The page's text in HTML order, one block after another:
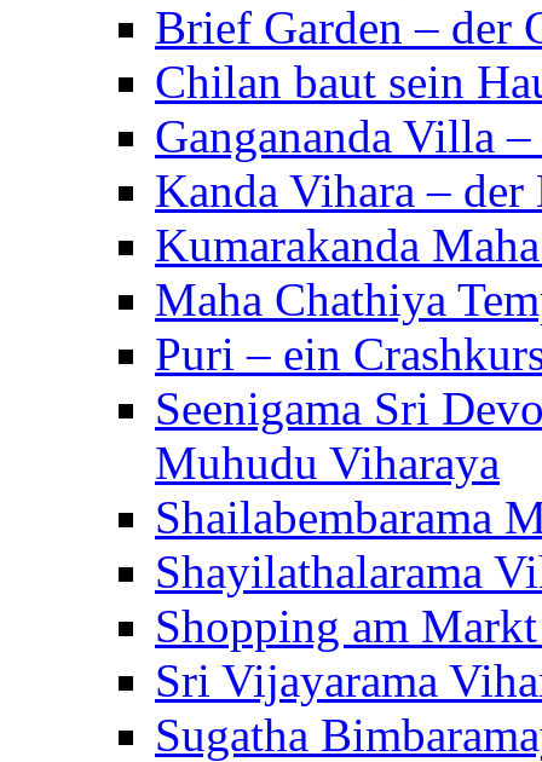
Brief Garden – der
Chilan baut sein
Gangananda Villa
Kanda Vihara –
Kumarakanda
Maha Chathiya
Puri – ein
Seenigama Sri
Muhudu Viharaya
Shailabembarama
Shayilathalarama
Shopping am
Sri Vijayarama
Sugatha